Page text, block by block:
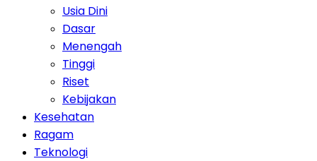
Usia Dini
Dasar
Menengah
Tinggi
Riset
Kebijakan
Kesehatan
Ragam
Teknologi